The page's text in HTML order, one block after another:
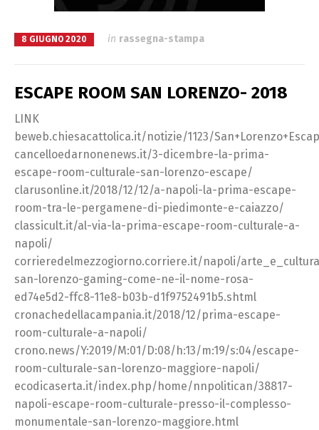
8 GIUGNO 2020 in rassegna-stampa
ESCAPE ROOM SAN LORENZO- 2018
LINK
beweb.chiesacattolica.it/notizie/1123/
cancelloedarnonenews.it/3-dicembre-la-prima-
escape-room-culturale-san-lorenzo-escape/
clarusonline.it/2018/12/12/a-napoli-la-prima-escape-
room-tra-le-pergamene-di-piedimonte-e-caiazzo/
classicult.it/al-via-la-prima-escape-room-culturale-a-
napoli/
corrieredelmezzogiorno.corriere.it/napoli/
san-lorenzo-gaming-come-ne-il-nome-rosa-
ed74e5d2-ffc8-11e8-b03b-d1f9752491b5.shtml
cronachedellacampania.it/2018/12/prima-escape-
room-culturale-a-napoli/
crono.news/Y:2019/M:01/D:08/h:13/m:19/s:04/escape-
room-culturale-san-lorenzo-maggiore-napoli/
ecodicaserta.it/index.php/home/nnpolitican/38817-
napoli-escape-room-culturale-presso-il-complesso-
monumentale-san-lorenzo-maggiore.html